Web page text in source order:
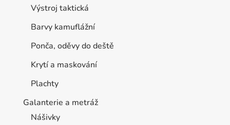
Výstroj taktická
Barvy kamuflážní
Ponča, oděvy do deště
Krytí a maskování
Plachty
Galanterie a metráž
Nášivky